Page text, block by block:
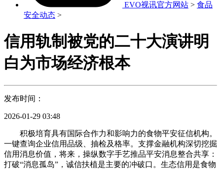
EVO视讯官方网站 > 食品
安全动态 >
信用轨制被党的二十大演讲明
白为市场经济根本
发布时间：
2026-01-29 03:48
积极培育具有国际合作力和影响力的食物平安征信机构。
一键查询企业信用品级、抽检及格率。支撑金融机构深切挖掘
信用消息价值，将来，操纵数字手艺推品平安消息整合共享：
打破“消息孤岛”，诚信扶植是主要的冲破口。生态信用是食物